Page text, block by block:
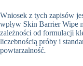
Wniosek z tych zapisów
wpływ Skin Barrier Wipe
zależności od formulacji
liczebnością próby i
powtarzalność.